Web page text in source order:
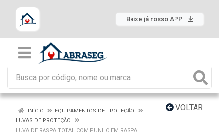
Baixe já nosso APP
VOLTAR
INÍCIO
EQUIPAMENTOS DE PROTEÇÃO
LUVAS DE PROTEÇÃO
LUVA DE RASPA TOTAL COM PUNHO EM RASPA